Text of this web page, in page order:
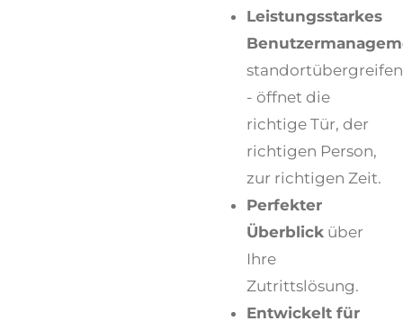
Leistungsstarkes
- öffnet die
richtige Tür, der
richtigen Person,
zur richtigen Zeit.
Perfekter
Überblick über
Ihre
Zutrittslösung.
Entwickelt für